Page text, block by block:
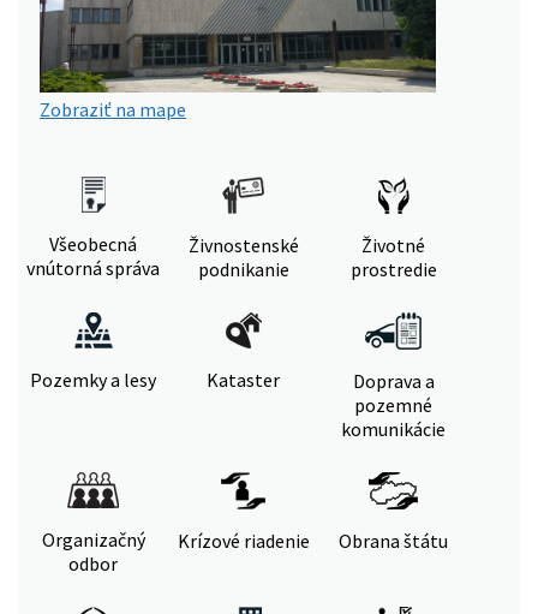
Zobraziť na mape
Všeobecná
vnútorná správa
Živnostenské
podnikanie
Životné
prostredie
Pozemky a lesy Kataster
Doprava a
pozemné
komunikácie
Organizačný
odbor
Krízové riadenie Obrana štátu